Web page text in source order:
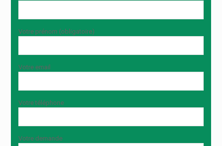
Votre prénom (obligatoire)
Votre email
Votre téléphone
Votre demande